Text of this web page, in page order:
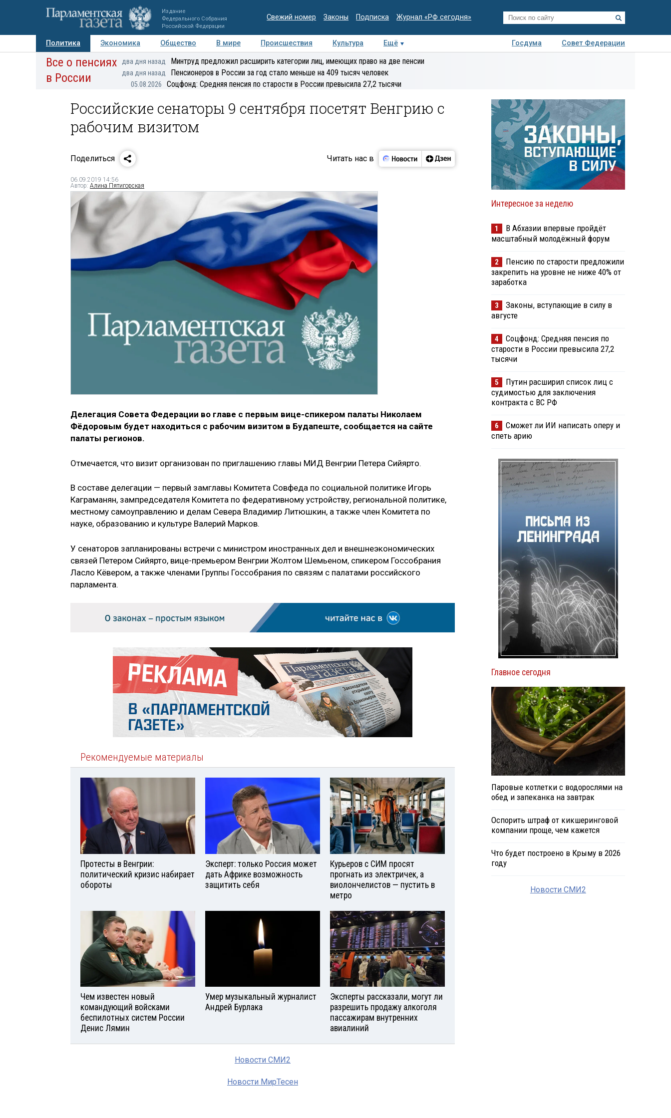
Издание
Федерального Собрания
Российской Федерации
Свежий номер Законы Подписка Журнал «РФ сегодня»
Политика Экономика Общество В мире Происшествия Культура Ещё Госдума
Совет Федерации
Авторы Персоны Мнения Регионы Медиацентр Интервью Колумнисты
Деловая
Все о пенсиях
в России
два дня назад Минтруд предложил расширить категории лиц, имеющих право на две пенсии
два дня назад Пенсионеров в России за год стало меньше на 409 тысяч человек
05.08.2026 Соцфонд: Средняя пенсия по старости в России превысила 27,2 тысячи
Российские сенаторы 9 сентября посетят Венгрию с
рабочим визитом
Поделиться Читать нас в
06.09.2019 14:56
Автор: Алина Пятигорская
Делегация Совета Федерации во главе с первым вице-спикером палаты Николаем
Фёдоровым будет находиться с рабочим визитом в Будапеште, сообщается на сайте
палаты регионов.
Отмечается, что визит организован по приглашению главы МИД Венгрии Петера Сийярто.
В составе делегации — первый замглавы Комитета Совфеда по социальной политике Игорь
Каграманян, зампредседателя Комитета по федеративному устройству, региональной политике,
местному самоуправлению и делам Севера Владимир Литюшкин, а также член Комитета по
науке, образованию и культуре Валерий Марков.
У сенаторов запланированы встречи с министром иностранных дел и внешнеэкономических
связей Петером Сийярто, вице-премьером Венгрии Жолтом Шемьеном, спикером Госсобрания
Ласло Кёвером, а также членами Группы Госсобрания по связям с палатами российского
парламента.
Рекомендуемые материалы
Протесты в Венгрии:
политический кризис набирает
обороты
Эксперт: только Россия может
дать Африке возможность
защитить себя
Курьеров с СИМ просят
прогнать из электричек, а
виолончелистов — пустить в
метро
Чем известен новый
командующий войсками
беспилотных систем России
Денис Лямин
Умер музыкальный журналист
Андрей Бурлака
Эксперты рассказали, могут ли
разрешить продажу алкоголя
пассажирам внутренних
авиалиний
Новости СМИ2
Новости МирТесен
Интересное за неделю
1
В Абхазии впервые пройдёт
масштабный молодёжный форум
2
Пенсию по старости предложили
закрепить на уровне не ниже 40% от
заработка
3
Законы, вступающие в силу в
августе
4
Соцфонд: Средняя пенсия по
старости в России превысила 27,2
тысячи
5
Путин расширил список лиц с
судимостью для заключения
контракта с ВС РФ
6
Сможет ли ИИ написать оперу и
спеть арию
Главное сегодня
Паровые котлетки с водорослями на
обед и запеканка на завтрак
Оспорить штраф от кикшеринговой
компании проще, чем кажется
Что будет построено в Крыму в 2026
году
Новости СМИ2